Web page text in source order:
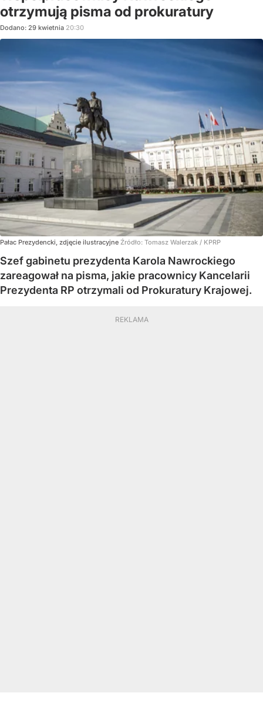
otrzymują pisma od prokuratury
Dodano: 29 kwietnia 20:30
Pałac Prezydencki, zdjęcie ilustracyjne Źródło: Tomasz Walerzak / KPRP
Szef gabinetu prezydenta Karola Nawrockiego
zareagował na pisma, jakie pracownicy Kancelarii
Prezydenta RP otrzymali od Prokuratury Krajowej.